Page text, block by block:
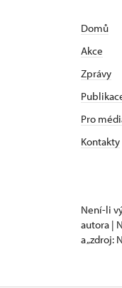
Domů
Akce
Zprávy
Pro
Kontakty
Není-li
autora |
a „zdroj: